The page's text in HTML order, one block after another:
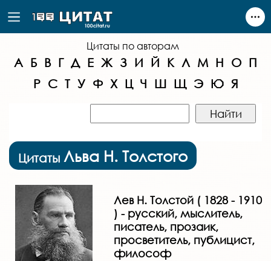
Цитаты по авторам
А Б В Г Д Е Ж З И Й К Л М Н О П
Р С Т У Ф Х Ц Ч Ш Щ Э Ю Я
Цитаты Льва Н. Толстого
Лев Н. Толстой ( 1828 - 1910
) - русский, мыслитель,
писатель, прозаик,
просветитель, публицист,
философ